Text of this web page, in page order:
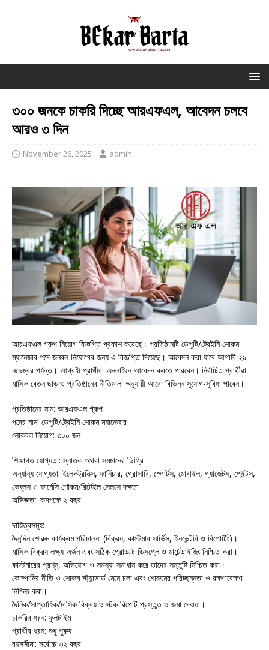
৩০০ জনকে চাকরি দিচ্ছে আরএফএল, আবেদন চলবে
আরও ৩ দিন
November 26, 2025 admin
আরএফএল গ্রুপ নিয়োগ বিজ্ঞপ্তি প্রকাশ করেছে। প্রতিষ্ঠানটি ডেপুটি/ট্রেইনি শোরুম
ম্যানেজার পদে জনবল নিয়োগের জন্য এ বিজ্ঞপ্তি দিয়েছে। আবেদন করা যাবে আগামী ২৯
নভেম্বর পর্যন্ত। আগ্রহী প্রার্থীরা অনলাইনে আবেদন করতে পারবেন। নির্বাচিত প্রার্থীরা
মাসিক বেতন ছাড়াও প্রতিষ্ঠানের নীতিমালা অনুযায়ী আরো বিভিন্ন সুযোগ-সুবিধা পাবেন।
প্রতিষ্ঠানের নাম: আরএফএল গ্রুপ
পদের নাম: ডেপুটি/ট্রেইনি শোরুম ম্যানেজার
লোকবল নিয়োগ: ৩০০ জন
শিক্ষাগত যোগ্যতা: স্নাতক অথবা সমমানের ডিগ্রি
অন্যান্য যোগ্যতা: ইলেকট্রনিক্স, ফার্নিচার, গ্রোসারি, স্পোর্টস, মোবাইল, গ্যাজেটস, পেইন্টস,
কেব্‌লস ও ফার্মেসি শোরুম/রিটেইল সেলসে দক্ষতা
অভিজ্ঞতা: কমপক্ষে ২ বছর
দায়িত্বসমূহ:
দৈনন্দিন শোরুম কার্যক্রম পরিচালনা (বিক্রয়, কাস্টমার সার্ভিস, ইনভেন্টরি ও রিপোর্টিং)।
মাসিক বিক্রয় লক্ষ্য অর্জন এবং সঠিক প্রোডাক্ট ডিসপ্লে ও মার্চেন্ডাইজিং নিশ্চিত করা।
কাস্টমারের প্রশ্ন, অভিযোগ ও সমস্যা সমাধান করে তাদের সন্তুষ্টি নিশ্চিত করা।
কোম্পানির নীতি ও শোরুম স্ট্যান্ডার্ড মেনে চলা এবং শোরুমের পরিচ্ছন্নতা ও রক্ষণাবেক্ষণ
নিশ্চিত করা।
দৈনিক/সাপ্তাহিক/মাসিক বিক্রয় ও স্টক রিপোর্ট প্রস্তুত ও জমা দেওয়া।
চাকরির ধরন: ফুলটাইম
প্রার্থীর ধরন: শুধু পুরুষ
বয়সসীমা: সর্বোচ্চ ৩২ বছর